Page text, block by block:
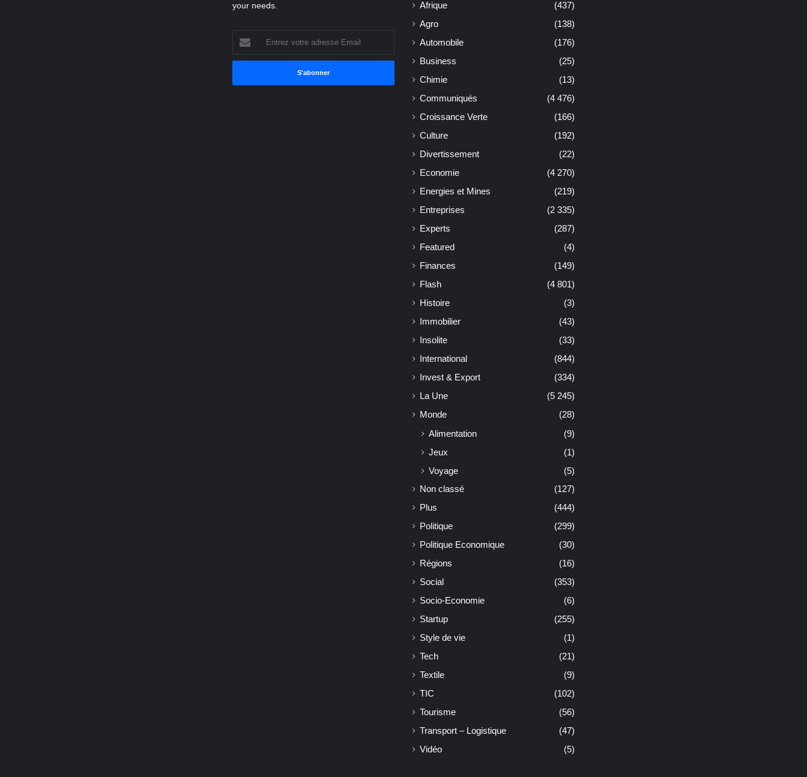
your needs.
Entrez
votre
adresse
Afrique
(437)
Agro
(138)
Automobile
(176)
Business
(25)
Chimie
(13)
Communiqués
(4 476)
Croissance Verte
(166)
Culture
(192)
Divertissement
(22)
Economie
(4 270)
Energies et Mines
(219)
Entreprises
(2 335)
Experts
(287)
Featured
(4)
Finances
(149)
Flash
(4 801)
Histoire
(3)
Immobilier
(43)
Insolite
(33)
International
(844)
Invest & Export
(334)
La Une
(5 245)
Monde
(28)
Alimentation
(9)
Jeux
(1)
Voyage
(5)
Non classé
(127)
Plus
(444)
Politique
(299)
Politique Economique
(30)
Régions
(16)
Social
(353)
Socio-Economie
(6)
Startup
(255)
Style de vie
(1)
Tech
(21)
Textile
(9)
TIC
(102)
Tourisme
(56)
Transport – Logistique
(47)
Vidéo
(5)